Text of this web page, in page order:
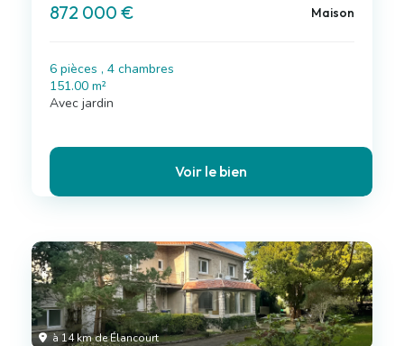
872 000 € Maison
6 pièces , 4 chambres
151.00 m²
Avec jardin
Voir le bien
à 14 km de Élancourt